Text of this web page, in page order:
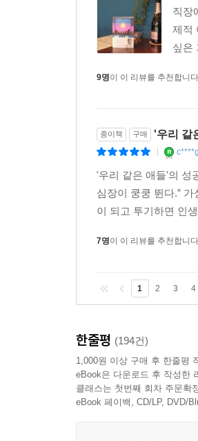
직장
제적
싶은
9명이 이 리뷰를 추천합니
종이책 구매 '우리 같
c****g
'우리 같은 애들'의 성
심장이 쿵쿵 뛴다.”
이 되고 투기하면 인
7명이 이 리뷰를 추천합니
1 2 3 4
한줄평 (194건)
1,000원 이상 구매 후 한줄평
eBook은 다운로드 후 작성한
클래스는 첫번째 회차 주문확
eBook 페이백, CD/LP, DVD/